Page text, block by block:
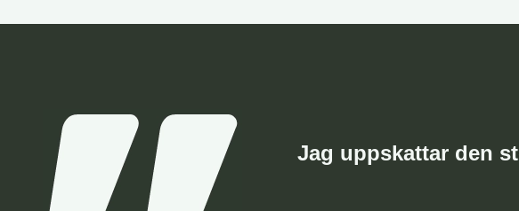
Jag uppskattar den